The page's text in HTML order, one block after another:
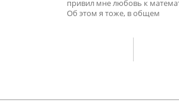
привил мне любовь к
Об этом я тоже, в общем